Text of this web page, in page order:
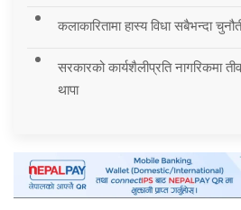
कलाकारितामा हास्य विधा सबैभन्दा
सरकारको कार्यशैलीप्रति नागरिकमा
थापा